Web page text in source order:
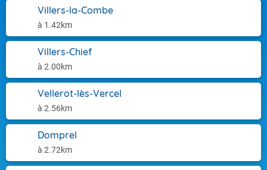
Villers-la-Combe
à 1.42km
Villers-Chief
à 2.00km
Vellerot-lès-Vercel
à 2.56km
Domprel
à 2.72km